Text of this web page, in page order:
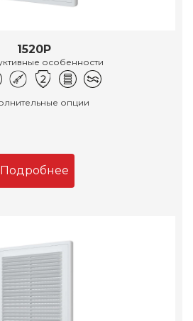
1520Р
особенности
опции
Подробнее